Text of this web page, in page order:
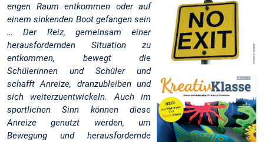
engen Raum entkommen oder auf
einem sinkenden Boot gefangen sein
… Der Reiz, gemeinsam einer
herausfordernden Situation zu
entkommen, bewegt die
Schülerinnen und Schüler und
schafft Anreize, dranzubleiben und
sich weiterzuentwickeln. Auch im
sportlichen Sinn können diese
Anreize genutzt werden, um
Bewegung und herausfordernde